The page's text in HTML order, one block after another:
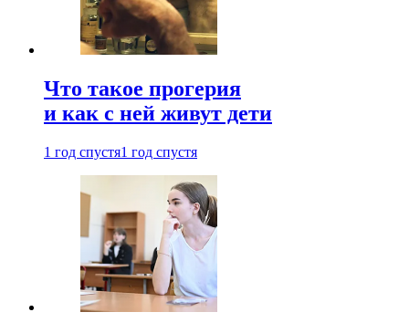
Что такое прогерия
и как с ней живут дети
1 год спустя1 год спустя